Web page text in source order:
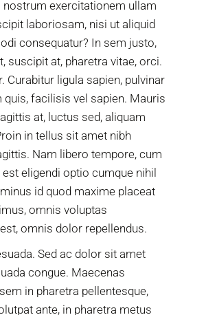
nostrum exercitationem ullam
laboriosam, nisi ut aliquid
consequatur? In sem justo,
suscipit at, pharetra vitae, orci.
Curabitur ligula sapien, pulvinar
quis, facilisis vel sapien. Mauris
at, luctus sed, aliquam
in tellus sit amet nibh
Nam libero tempore, cum
eligendi optio cumque nihil
id quod maxime placeat
omnis voluptas
omnis dolor repellendus.
Sed ac dolor sit amet
congue. Maecenas
in pharetra pellentesque,
ante, in pharetra metus